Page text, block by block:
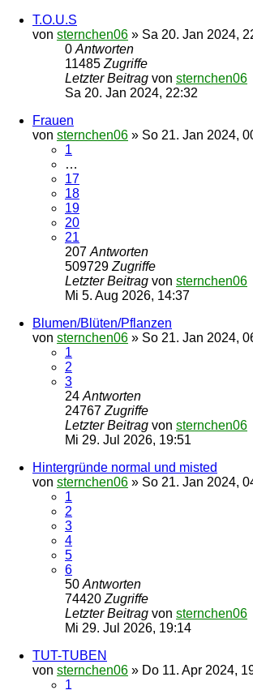
T.O.U.S
von sternchen06 » Sa 20. Jan 2024,
0 Antworten
11485 Zugriffe
Letzter Beitrag von sternchen06
Sa 20. Jan 2024, 22:32
Frauen
von sternchen06 » So 21. Jan 2024,
1
…
17
18
19
20
21
207 Antworten
509729 Zugriffe
Letzter Beitrag von sternchen06
Mi 5. Aug 2026, 14:37
Blumen/Blüten/Pflanzen
von sternchen06 » So 21. Jan 2024,
1
2
3
24 Antworten
24767 Zugriffe
Letzter Beitrag von sternchen06
Mi 29. Jul 2026, 19:51
Hintergründe normal und misted
von sternchen06 » So 21. Jan 2024,
1
2
3
4
5
6
50 Antworten
74420 Zugriffe
Letzter Beitrag von sternchen06
Mi 29. Jul 2026, 19:14
TUT-TUBEN
von sternchen06 » Do 11. Apr 2024,
1